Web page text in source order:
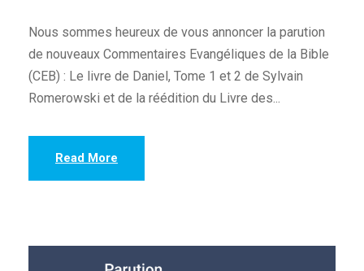
Nous sommes heureux de vous annoncer la parution
de nouveaux Commentaires Evangéliques de la Bible
(CEB) : Le livre de Daniel, Tome 1 et 2 de Sylvain
Romerowski et de la réédition du Livre des...
Read More